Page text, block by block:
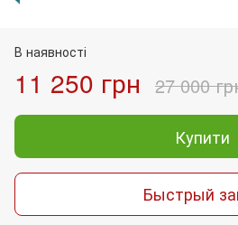
В наявності
11 250 грн 27 000
Купити
Быстрый